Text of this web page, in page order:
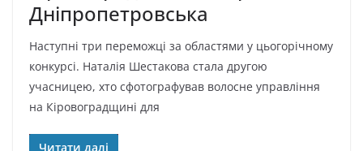
Дніпропетровська
Наступні три переможці за областями у цьогорічному
конкурсі. Наталія Шестакова стала другою
учасницею, хто сфотографував волосне управління
на Кіровоградщині для
Читати далі